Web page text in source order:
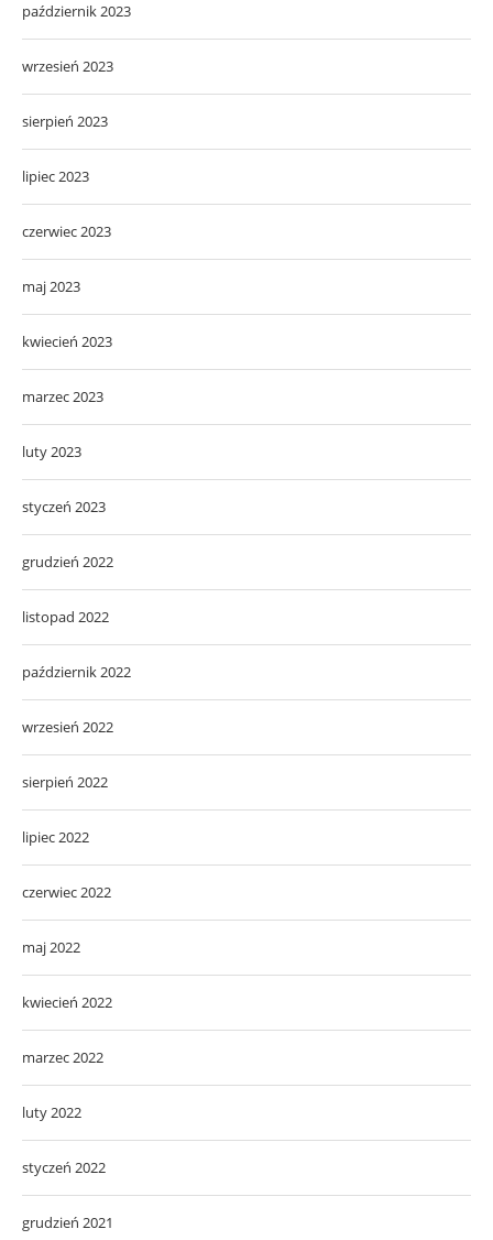
październik 2023
wrzesień 2023
sierpień 2023
lipiec 2023
czerwiec 2023
maj 2023
kwiecień 2023
marzec 2023
luty 2023
styczeń 2023
grudzień 2022
listopad 2022
październik 2022
wrzesień 2022
sierpień 2022
lipiec 2022
czerwiec 2022
maj 2022
kwiecień 2022
marzec 2022
luty 2022
styczeń 2022
grudzień 2021